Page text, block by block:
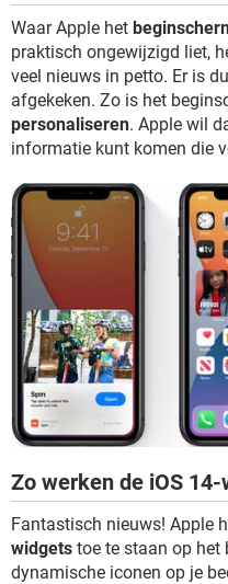
Waar Apple het
praktisch ongewijzigd liet,
veel nieuws in petto. Er is
afgekeken. Zo is het
personaliseren. Apple wil
informatie kunt komen die
Zo werken de iOS
Fantastisch nieuws! Apple
widgets toe te staan op het
dynamische iconen op je